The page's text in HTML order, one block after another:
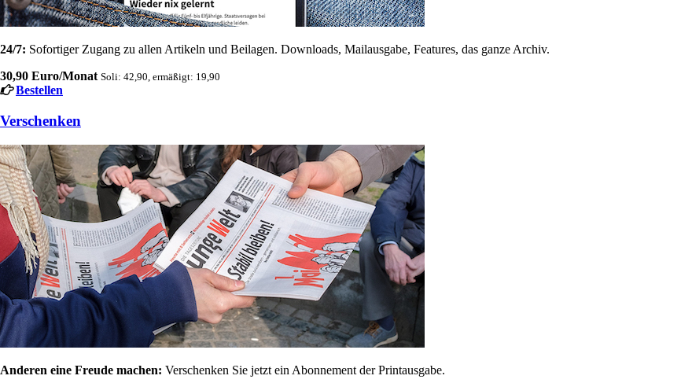
24/7: Sofortiger Zugang zu allen Artikeln und Beilagen. Downloads, Mailausgabe, Features, das ganze Archiv.
30,90 Euro/Monat Soli: 42,90, ermäßigt: 19,90
Bestellen
Verschenken
Anderen eine Freude machen: Verschenken Sie jetzt ein Abonnement der Printausgabe.